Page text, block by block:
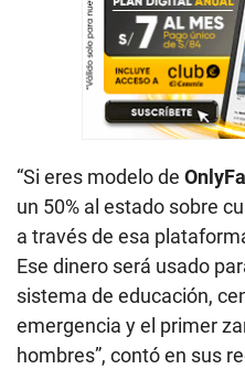
“Si eres modelo de
un 50% al estado sobre
a través de esa
Ese dinero será usado
sistema de educación,
emergencia y el primer
hombres”, contó en sus